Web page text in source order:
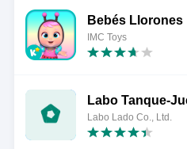
Bebés Llorones
IMC Toys
Labo Tanque-
Labo Lado Co., Ltd.